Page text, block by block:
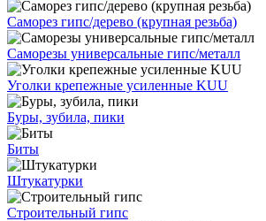
Саморез гипс/дерево (крупная резьба)
Саморезы универсальные гипс/металл
Уголки крепежные усиленные KUU
Буры, зубила, пики
Биты
Штукатурки
Строительный гипс